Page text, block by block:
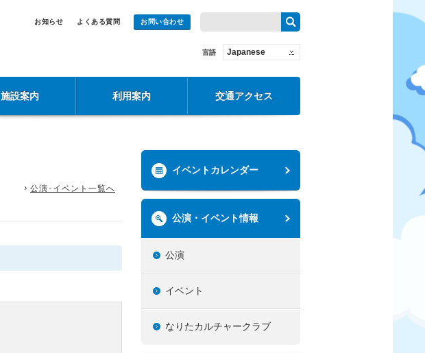
お知らせ よくある質問 お問い合わせ
言語 Japanese
施設案内 利用案内 交通アクセス
公演･イベント一覧へ
イベントカレンダー
公演・イベント情報
公演
イベント
なりたカルチャークラブ